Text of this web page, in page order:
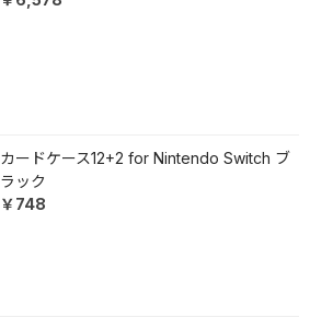
カードケース12+2 for Nintendo Switch ブ
ラック
￥748